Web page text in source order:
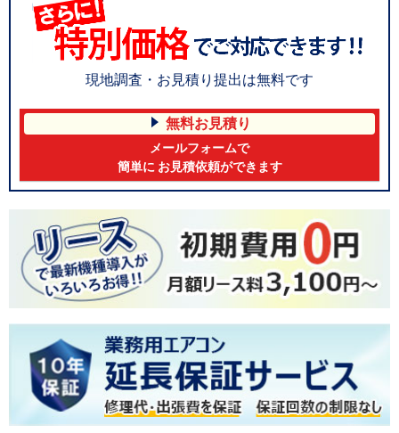
現地調査・お見積り提出は無料です
無料お見積り
メールフォームで
簡単に お見積依頼ができます